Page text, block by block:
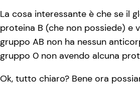
La cosa interessante è che se il
proteina B (che non possiede) e
gruppo AB non ha nessun
gruppo 0 non avendo alcuna
Ok, tutto chiaro? Bene ora